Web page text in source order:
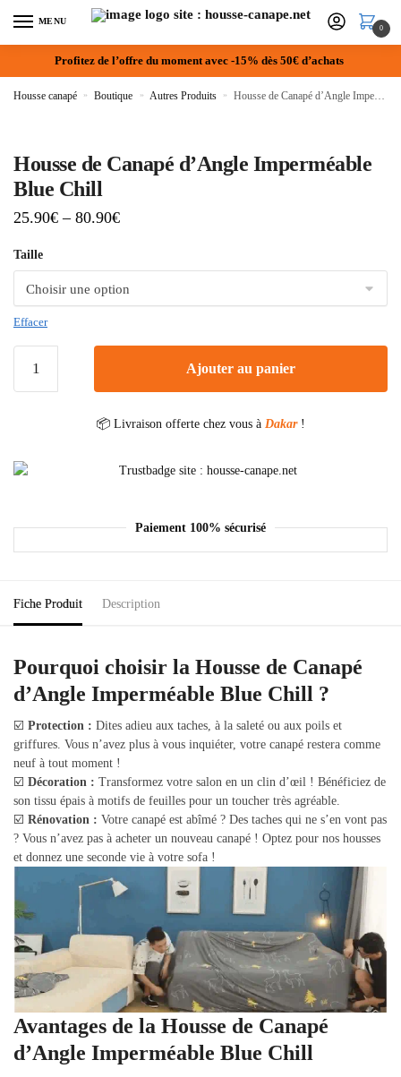
MENU
0
Profitez de l’offre du moment avec -15% dès 50€ d’achats
Housse canapé » Boutique » Autres Produits » Housse de Canapé d’Angle Imperméable Blue Chill
Housse de Canapé d’Angle Imperméable
Blue Chill
25.90€ – 80.90€
Taille
Effacer
Ajouter au panier
📦 Livraison offerte chez vous à Dakar !
Paiement 100% sécurisé
Fiche Produit Description
Pourquoi choisir la Housse de Canapé
d’Angle Imperméable Blue Chill ?
☑️ Protection : Dites adieu aux taches, à la saleté ou aux poils et
griffures. Vous n’avez plus à vous inquiéter, votre canapé restera comme
neuf à tout moment !
☑️ Décoration : Transformez votre salon en un clin d’œil ! Bénéficiez de
son tissu épais à motifs de feuilles pour un toucher très agréable.
☑️ Rénovation : Votre canapé est abîmé ? Des taches qui ne s’en vont pas
? Vous n’avez pas à acheter un nouveau canapé ! Optez pour nos housses
et donnez une seconde vie à votre sofa !
Avantages de la Housse de Canapé
d’Angle Imperméable Blue Chill